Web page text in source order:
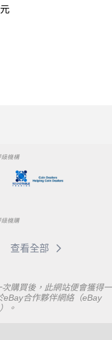
機構
機購
查看全部
購買後，此網站便會獲得一
eBay合作夥伴網絡（eBay
。